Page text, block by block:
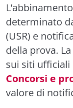
determinato
(USR) e
della prova.
sui siti ufficiali
Concorsi e
valore di